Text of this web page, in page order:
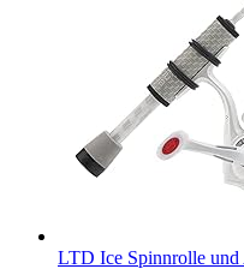
LTD Ice Spinnrolle und